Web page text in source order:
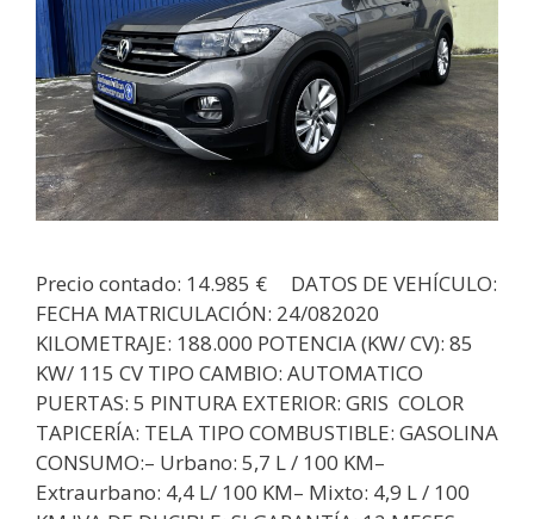
Precio contado: 14.985 € DATOS DE VEHÍCULO:
FECHA MATRICULACIÓN: 24/082020
KILOMETRAJE: 188.000 POTENCIA (KW/ CV): 85
KW/ 115 CV TIPO CAMBIO: AUTOMATICO
PUERTAS: 5 PINTURA EXTERIOR: GRIS COLOR
TAPICERÍA: TELA TIPO COMBUSTIBLE: GASOLINA
CONSUMO:– Urbano: 5,7 L / 100 KM–
Extraurbano: 4,4 L/ 100 KM– Mixto: 4,9 L / 100